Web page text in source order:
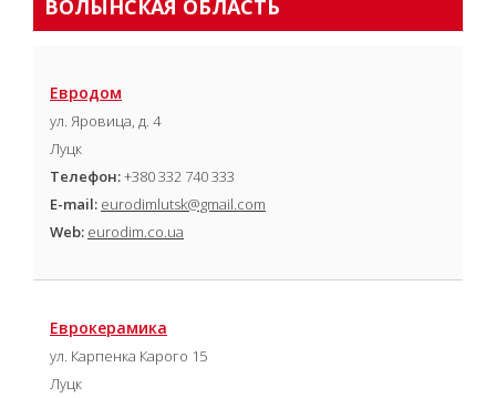
ВОЛЫНСКАЯ ОБЛАСТЬ
Евродом
ул. Яровица, д. 4
Луцк
Телефон:+380 332 740 333
E-mail: eurodimlutsk@gmail.com
Web: eurodim.co.ua
Еврокерамика
ул. Карпенка Карого 15
Луцк